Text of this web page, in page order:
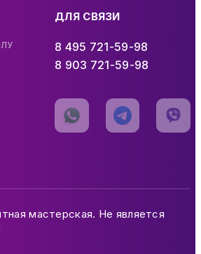
ДЛЯ СВЯЗИ
8 495 721-59-98
8 903 721-59-98
мастерская. Не является